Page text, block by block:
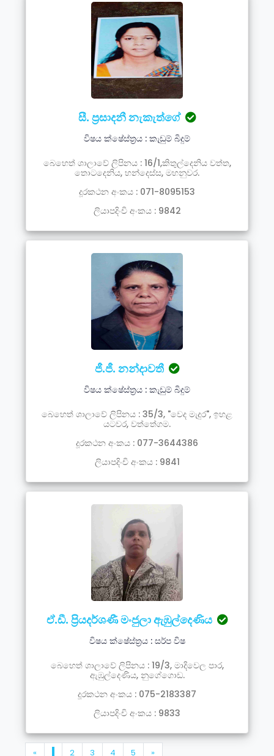
සී. ප්‍රසාදනී නැකැත්ගේ
විෂය ක්ෂේස්ත්‍රය : කැඩුම් බිදුම්
බෙහෙත් ශාලාවේ ලිපිනය : 16/1,කිතුල්දෙනිය වත්ත,
තොටදෙනිය, හන්දෙස්ස, මහනුවර.
දූරකථන අංකය : 071-8095153
ලියාපදිංචි අංකය : 9842
ජී.ජී. නන්දාවතී
විෂය ක්ෂේස්ත්‍රය : කැඩුම් බිදුම්
බෙහෙත් ශාලාවේ ලිපිනය : 35/3, "වෙද මැදුර", ඉහළ
යටවර, වත්තේගම.
දූරකථන අංකය : 077-3644386
ලියාපදිංචි අංකය : 9841
ඒ.ඩී. ප්‍රියදර්ශණී මංජුලා ඇඹුල්දෙණිය
විෂය ක්ෂේස්ත්‍රය : සර්ප විෂ
බෙහෙත් ශාලාවේ ලිපිනය : 19/3, මාදිවෙල පාර,
ඇඹුල්දෙණිය, නුගේගොඩ.
දූරකථන අංකය : 075-2183387
ලියාපදිංචි අංකය : 9833
« 2 3 4 5 »